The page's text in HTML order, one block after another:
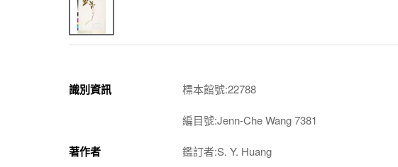
識別資訊 標本館號:22788
編目號:Jenn-Che Wang 7381
著作者 鑑訂者:S. Y. Huang